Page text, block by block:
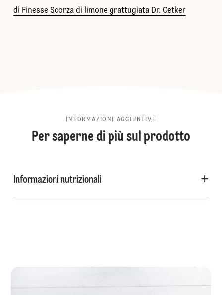
di Finesse Scorza di limone grattugiata Dr. Oetker
INFORMAZIONI AGGIUNTIVE
Per saperne di più sul prodotto
Informazioni nutrizionali